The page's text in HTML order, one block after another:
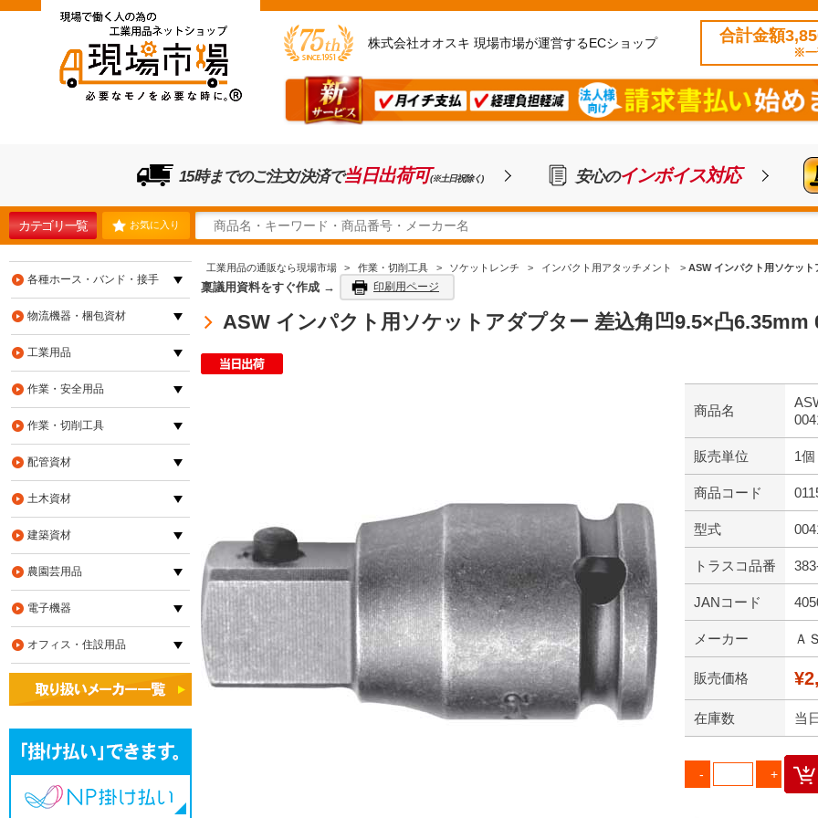
株式会社オオスキ 現場市場が運営するECショップ 合計金額
※一
15時までのご注文/決済で当日出荷可(※土日祝除く) 安心のインボイス対応
カテゴリ一覧 お気に入り
工業用品の通販なら現場市場 > 作業・切削工具 > ソケットレンチ > インパクト用アタッチメント > ASW インパクト用ソケッ
稟議用資料をすぐ作成 → 印刷用ページ
ASW インパクト用ソケットアダプター 差込角凹9.5×凸6.35mm
商品名
販売単位 1個
商品コード
型式
トラスコ品番
JANコード
メーカー Ａ
販売価格
在庫数 当
各種ホース・バンド・接手
物流機器・梱包資材
工業用品
作業・安全用品
作業・切削工具
配管資材
土木資材
建築資材
農園芸用品
電子機器
オフィス・住設用品